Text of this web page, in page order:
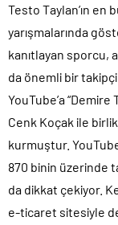
Testo Taylan’ın en
yarışmalarında
kanıtlayan sporcu,
da önemli bir takipçi
YouTube’a “Demire
Cenk Koçak ile
kurmuştur.
870 binin üzerinde
da dikkat çekiyor.
e-ticaret sitesiyle